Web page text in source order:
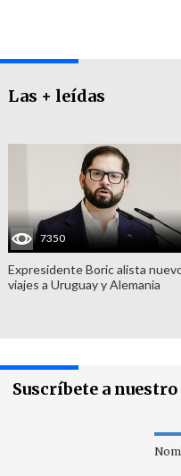
Las + leídas
7350
Expresidente Boric alista
viajes a Uruguay y Alemania
Suscríbete a